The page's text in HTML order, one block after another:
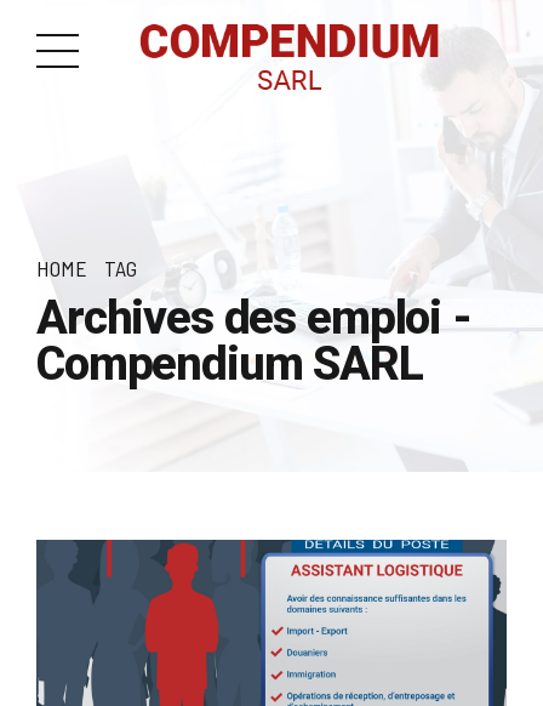
HOME TAG
Archives des emploi -
Compendium SARL